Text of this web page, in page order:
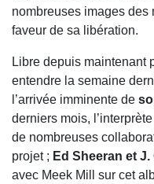
nombreuses images des
faveur de sa libération.
Libre depuis maintenant
entendre la semaine
l’arrivée imminente de
derniers mois,
de nombreuses
projet ; Ed Sheeran et J.
avec Meek Mill sur cet